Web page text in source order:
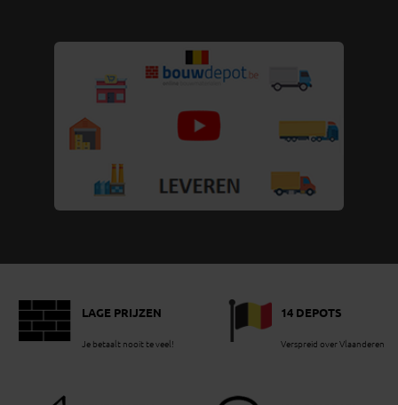
LAGE PRIJZEN
Je betaalt nooit te veel!
14 DEPOTS
Verspreid over Vlaanderen